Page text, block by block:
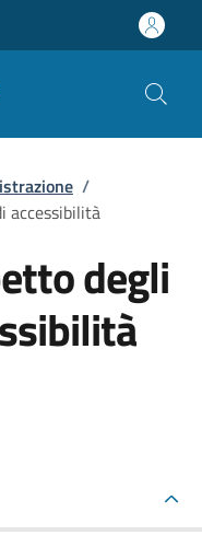
/
accessibilità
degli